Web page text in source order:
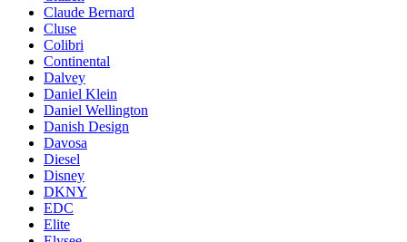
Claude Bernard
Cluse
Colibri
Continental
Dalvey
Daniel Klein
Daniel Wellington
Danish Design
Davosa
Diesel
Disney
DKNY
EDC
Elite